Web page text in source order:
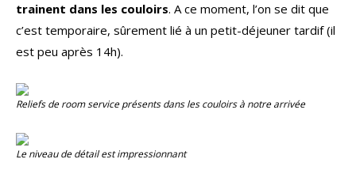
trainent dans les couloirs. A ce moment, l’on se dit que
c’est temporaire, sûrement lié à un petit-déjeuner tardif (il
est peu après 14h).
Reliefs de room service présents dans les couloirs à notre arrivée
Le niveau de détail est impressionnant